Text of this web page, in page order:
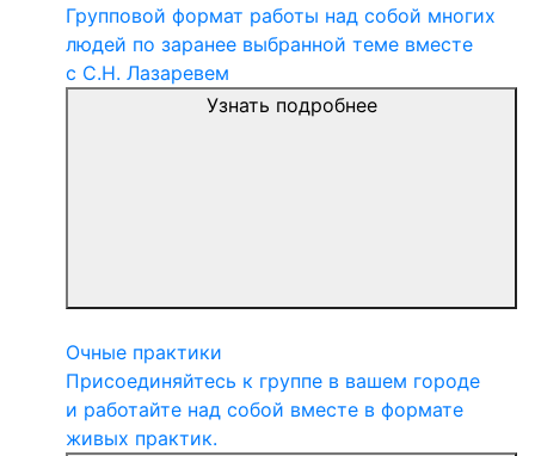
Групповой формат работы над собой многих
людей по заранее выбранной теме вместе
с С.Н. Лазаревем
Узнать подробнее
Очные практики
Присоединяйтесь к группе в вашем городе
и работайте над собой вместе в формате
живых практик.